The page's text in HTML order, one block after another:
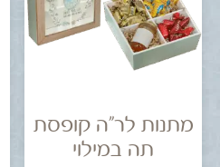
מתנות לר"ה קופסת
תה במילוי